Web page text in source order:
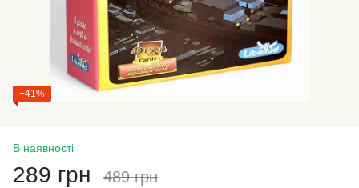
−41%
В наявності
289 грн 489 грн